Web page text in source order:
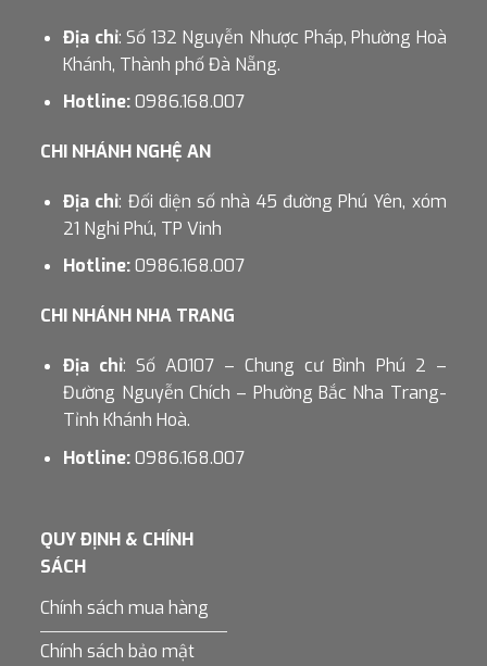
Địa chỉ: Số 132 Nguyễn Nhược Pháp, Phường Hoà
Khánh, Thành phố Đà Nẵng.
Hotline:0986.168.007
CHI NHÁNH NGHỆ AN
Địa chỉ: Đối diện số nhà 45 đường Phú Yên, xóm
21 Nghi Phú, TP Vinh
Hotline:0986.168.007
CHI NHÁNH NHA TRANG
Địa chỉ: Số A0107 – Chung cư Bình Phú 2 –
Đường Nguyễn Chích – Phường Bắc Nha Trang-
Tỉnh Khánh Hoà.
Hotline:0986.168.007
QUY ĐỊNH & CHÍNH
SÁCH
Chính sách mua hàng
Chính sách bảo mật